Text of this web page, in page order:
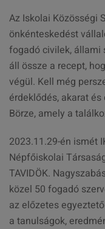
Az Iskolai Közösségi
önkénteskedést
fogadó civilek, állami
áll össze a recept,
végül. Kell még
érdeklődés, akarat
Börze, amely a
2023.11.29-én ismét
Népfőiskolai
TAVIDÖK.
közel 50 fogadó
az előzetes
a tanulságok,